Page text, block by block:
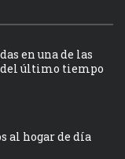
en una de las
del último tiempo
al hogar de día